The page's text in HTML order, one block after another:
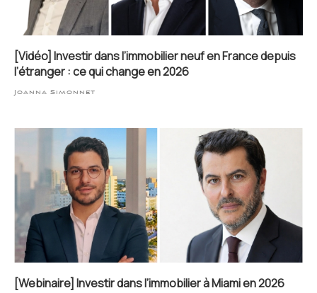
[Vidéo] Investir dans l’immobilier neuf en France depuis
l’étranger : ce qui change en 2026
Joanna Simonnet
[Webinaire] Investir dans l’immobilier à Miami en 2026